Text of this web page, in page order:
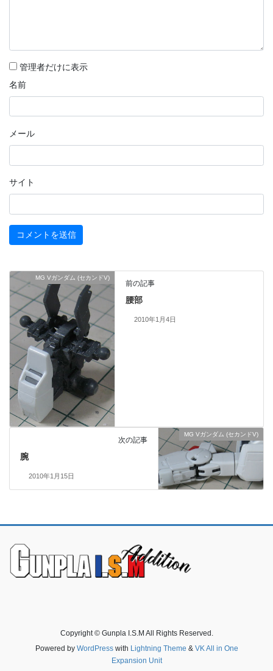
管理者だけに表示
名前
メール
サイト
MG Vガンダム (セカンドV)
前の記事
腰部
2010年1月4日
MG Vガンダム (セカンドV)
次の記事
腕
2010年1月15日
Copyright © Gunpla I.S.M All Rights Reserved.
Powered by WordPresswith Lightning Theme & VK All in One
Expansion Unit